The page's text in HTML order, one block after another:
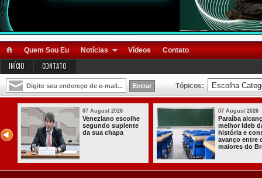
Quem Sou Eu Notícias Vídeos Contato
INÍCIO CONTATO
Tópicos:
07 August 2026
Paraíba alcança o
melhor Ideb da
história e consolida
avanço entre os
maiores do Brasil
07 August 2026
com armas,
munições e
radiocomunicadore
s no Conde